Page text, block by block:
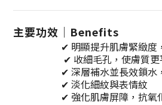
主要功效｜Benefits
✔ 明顯提升肌膚緊
✔ 收細毛孔，使膚質
✔ 深層補水並長效
✔ 淡化細紋與表情紋
✔ 強化肌膚屏障，抗氧